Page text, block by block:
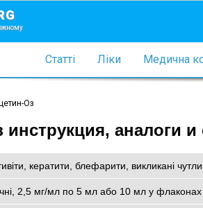
Статті Ліки Медична
Оз
аналоги и
кератити, блефарити, викликані
2,5 мг/мл по 5 мл або 10 мл у